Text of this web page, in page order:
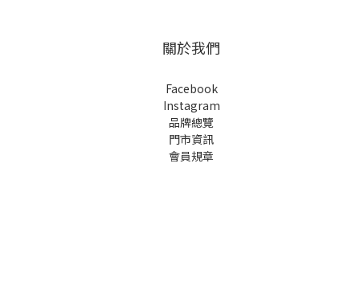
關於我們
Facebook
Instagram
品牌總覽
門市資訊
會員規章